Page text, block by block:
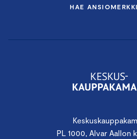
PL 1000, Alvar Aallon
HAE